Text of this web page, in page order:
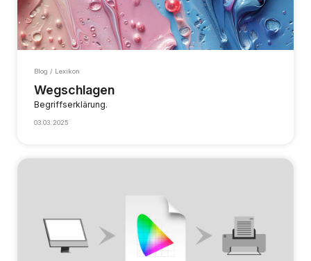
Blog / Lexikon
Wegschlagen
Begriffserklärung.
03.03.2025